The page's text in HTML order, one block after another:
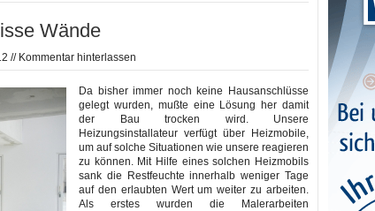
Wände
// Kommentar hinterlassen
Da bisher immer noch keine Hausanschlüsse
gelegt wurden, mußte eine Lösung her damit
der Bau trocken wird. Unsere
Heizungsinstallateur verfügt über Heizmobile,
um auf solche Situationen wie unsere reagieren
zu können. Mit Hilfe eines solchen Heizmobils
sank die Restfeuchte innerhalb weniger Tage
auf den erlaubten Wert um weiter zu arbeiten.
Als erstes wurden die Malerarbeiten